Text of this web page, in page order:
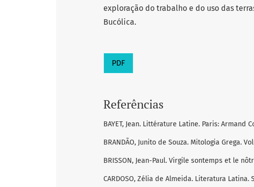
exploração do trabalho e do uso das
Bucólica.
PDF
Referências
BAYET, Jean. Littérature Latine. Paris: Armand
BRANDÃO, Junito de Souza. Mitologia Grega.
BRISSON, Jean-Paul. Virgile sontemps et le
CARDOSO, Zélia de Almeida. Literatura Latina.